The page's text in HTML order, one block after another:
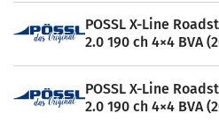
POSSL X-Line
2.0 190 ch 4×4 BVA
POSSL X-Line
2.0 190 ch 4×4 BVA